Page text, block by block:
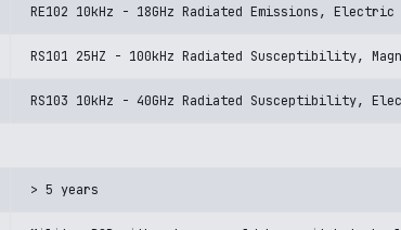
RE102 10kHz - 18GHz Radiated Emissions,
RS101 25HZ - 100kHz Radiated Susceptibility,
RS103 10kHz - 40GHz Radiated Susceptibility,
> 5 years